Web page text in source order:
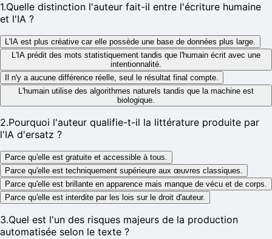
1.Quelle distinction l'auteur fait-il entre l'écriture humaine
et l'IA ?
L'IA est plus créative car elle possède une base de données plus large.
L'IA prédit des mots statistiquement tandis que l'humain écrit avec une
intentionnalité.
Il n'y a aucune différence réelle, seul le résultat final compte.
L'humain utilise des algorithmes naturels tandis que la machine est
biologique.
2.Pourquoi l'auteur qualifie-t-il la littérature produite par
l'IA d'ersatz ?
Parce qu'elle est gratuite et accessible à tous.
Parce qu'elle est techniquement supérieure aux œuvres classiques.
Parce qu'elle est brillante en apparence mais manque de vécu et de corps.
Parce qu'elle est interdite par les lois sur le droit d'auteur.
3.Quel est l'un des risques majeurs de la production
automatisée selon le texte ?